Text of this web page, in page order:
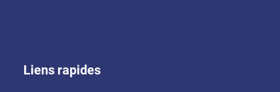
Liens rapides